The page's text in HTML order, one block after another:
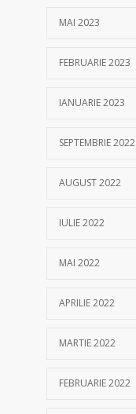
MAI 2023
FEBRUARIE 2023
IANUARIE 2023
SEPTEMBRIE 2022
AUGUST 2022
IULIE 2022
MAI 2022
APRILIE 2022
MARTIE 2022
FEBRUARIE 2022